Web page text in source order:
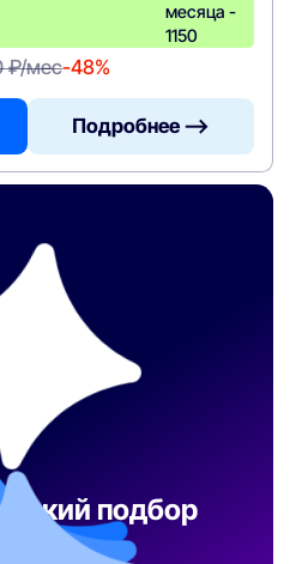
месяца -
1150
₽/мес-48%
Подробнее —>
подбор